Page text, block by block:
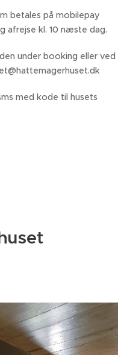
betales på mobilepay
afrejse kl. 10 næste dag.
under booking eller ved
med kode til husets